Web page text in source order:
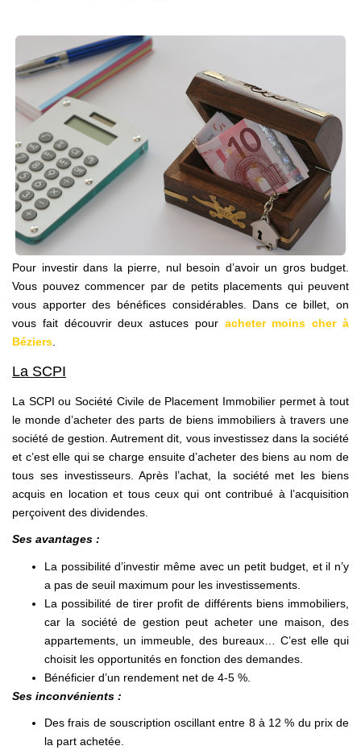
NOS AGENCES
Qui Sommes Nous
Notre Équipe
Nos Actualités
Avis Clients
CONTACT
EN
Pour investir dans la pierre, nul besoin d’avoir un gros budget.
Vous pouvez commencer par de petits placements qui peuvent
vous apporter des bénéfices considérables. Dans ce billet, on
vous fait découvrir deux astuces pour acheter moins cher à
Béziers
La SCPI
La SCPI ou Société Civile de Placement Immobilier permet à tout
le monde d’acheter des parts de biens immobiliers à travers une
société de gestion. Autrement dit, vous investissez dans la société
et c’est elle qui se charge ensuite d’acheter des biens au nom de
tous ses investisseurs. Après l’achat, la société met les biens
acquis en location et tous ceux qui ont contribué à l’acquisition
perçoivent des dividendes.
Ses avantages :
La possibilité d’investir même avec un petit budget, et il n’y
a pas de seuil maximum pour les investissements.
La possibilité de tirer profit de différents biens immobiliers,
car la société de gestion peut acheter une maison, des
appartements, un immeuble, des bureaux… C’est elle qui
choisit les opportunités en fonction des demandes.
Bénéficier d’un rendement net de 4-5 %.
Ses inconvénients :
Des frais de souscription oscillant entre 8 à 12 % du prix de
la part achetée.